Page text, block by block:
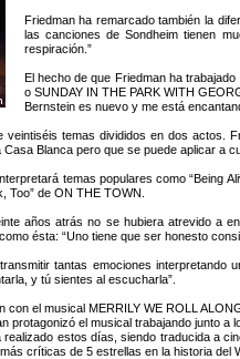
Friedman ha remarcado también la
las canciones de Sondheim tienen
respiración.”
El hecho de que Friedman ha
o SUNDAY IN THE PARK WITH
Bernstein es nuevo y me está
temas divididos en dos actos.
Blanca pero que se puede aplicar a
temas populares como “Being
Too” de ON THE TOWN.
años atrás no se hubiera atrevido a
ésta: “Uno tiene que ser honesto
tantas emociones interpretando
y tú sientes al escucharla”.
con el musical MERRILY WE ROLL
protagonizó el musical trabajando junto
estos días, siendo traducida a
críticas de 5 estrellas en la historia del